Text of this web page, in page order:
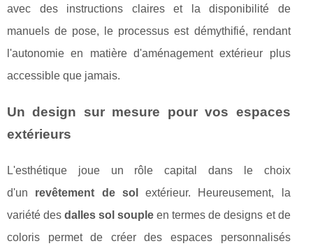
avec des instructions claires et la disponibilité de
manuels de pose, le processus est démythifié, rendant
l'autonomie en matière d'aménagement extérieur plus
accessible que jamais.
Un design sur mesure pour vos espaces
extérieurs
L'esthétique joue un rôle capital dans le choix
d'un revêtement de sol
extérieur. Heureusement, la
variété desdalles sol souple en termes de designs et de
coloris permet de créer des espaces personnalisés